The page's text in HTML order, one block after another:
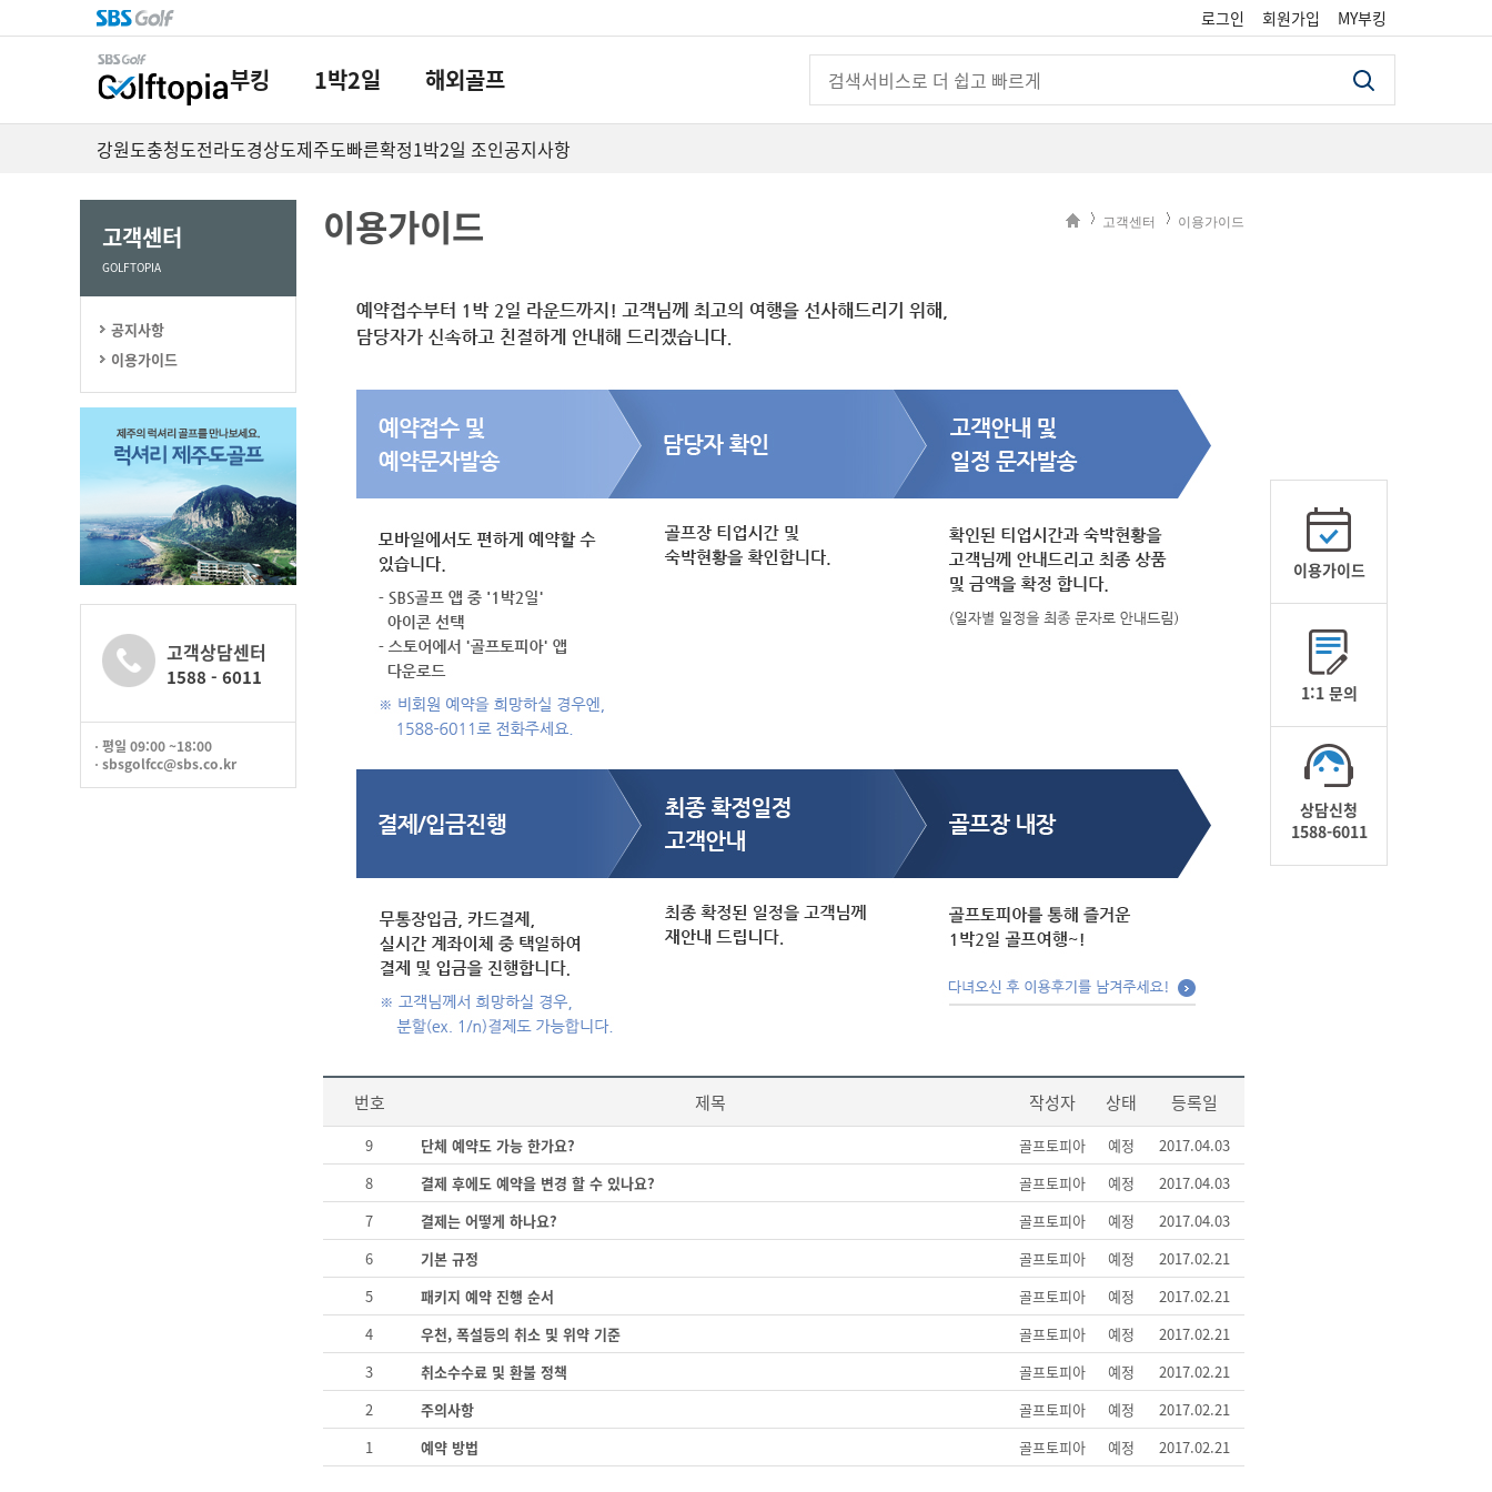
로그인 회원가입 MY부킹
부킹 1박2일 해외골프 검색
강원도충청도전라도경상도제주도빠른확정1박2일 조인공지사항
고객센터
GOLFTOPIA
공지사항
이용가이드
고객상담센터
1588 - 6011
평일 09:00 ~18:00
sbsgolfcc@sbs.co.kr
이용가이드 고객센터 이용가이드
번호 제목 작성자 상태 등록일
9 단체 예약도 가능 한가요? 골프토피아 예정
2017.04.03
8
결제 후에도 예약을 변경 할 수 있나요? 골프토피아 예정
2017.04.03
7
결제는 어떻게 하나요? 골프토피아 예정
2017.04.03
6
기본 규정 골프토피아 예정
2017.02.21
5
패키지 예약 진행 순서 골프토피아 예정
2017.02.21
4
우천, 폭설등의 취소 및 위약 기준 골프토피아 예정
2017.02.21
3
취소수수료 및 환불 정책 골프토피아 예정
2017.02.21
2
주의사항 골프토피아 예정
2017.02.21
1
예약 방법 골프토피아 예정 2017.02.21
이용가이드
1:1 문의
상담신청
1588-6011